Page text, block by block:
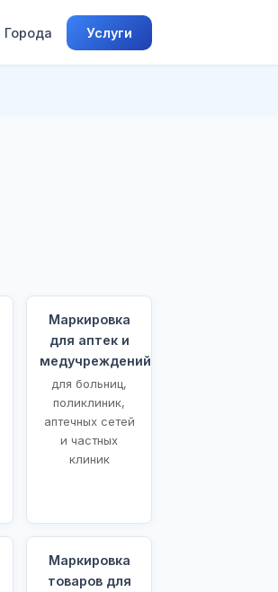
Города Услуги
Маркировка
для аптек и
медучреждений
для больниц,
поликлиник,
аптечных сетей
и частных
клиник
Маркировка
товаров для